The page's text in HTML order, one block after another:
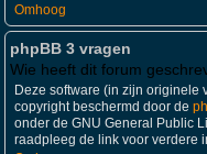
Omhoog
phpBB 3 vragen
Wie heeft dit forum
Deze software (in zijn originele
copyright beschermd door de
onder de GNU General Public
raadpleeg de link voor verdere